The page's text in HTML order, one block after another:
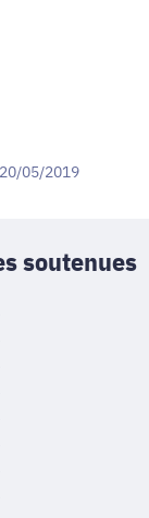
05/2019
soutenues